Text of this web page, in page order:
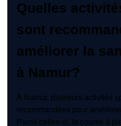
Quelles
sont
améliorer la
à Namur?
À Namur, plusieurs activités
recommandées pour
Parmi celles-ci, la course à